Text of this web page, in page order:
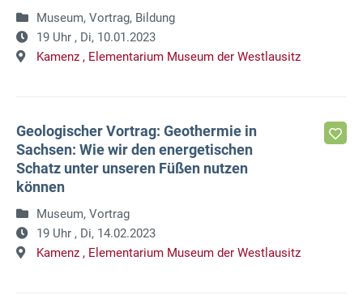
Museum, Vortrag, Bildung
19 Uhr , Di, 10.01.2023
Kamenz , Elementarium Museum der Westlausitz
Geologischer Vortrag: Geothermie in
Sachsen: Wie wir den energetischen
Schatz unter unseren Füßen nutzen
können
Museum, Vortrag
19 Uhr , Di, 14.02.2023
Kamenz , Elementarium Museum der Westlausitz